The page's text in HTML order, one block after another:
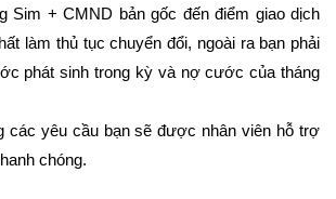
Sim + CMND bản gốc đến điểm giao dịch
làm thủ tục chuyển đổi, ngoài ra bạn phải
phát sinh trong kỳ và nợ cước của tháng
các yêu cầu bạn sẽ được nhân viên hỗ trợ
chóng.